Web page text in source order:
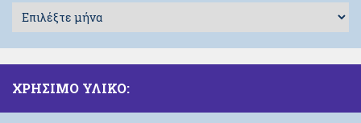
Μηνιαίο
Ιστορικό:
ΧΡΗΣΙΜΟ ΥΛΙΚΟ: